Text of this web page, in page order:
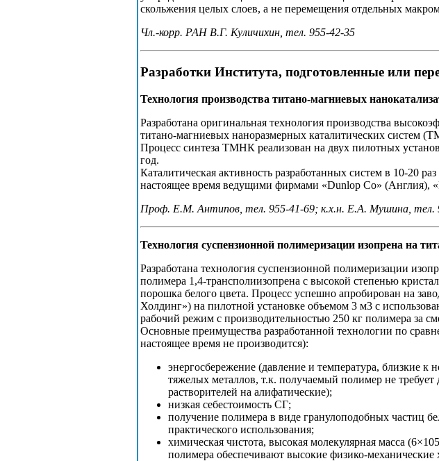
скольжения целых слоев, а не перемещения отдельных
Чл.-корр. РАН В.Г. Куличихин, тел. 955-42-35
Разработки Института, подготовленные или
Технология производства титано-магниевых
Разработана оригинальная технология производства
титано-магниевых наноразмерных каталитических систем
Процесс синтеза ТМНК реализован на двух пилотных
год.
Каталитическая активность разработанных систем в 10-20
настоящее время ведущими фирмами «Dunlop Co» (Англия),
Проф. Е.М. Антипов, тел. 955-41-69; к.х.н. Е.А. Мушина, тел.
Технология суспензионной полимеризации изопрена на
Разработана технология суспензионной полимеризации
полимера 1,4-трансполиизопрена с высокой степенью
порошка белого цвета. Процесс успешно апробирован на
Холдинг») на пилотной установке объемом 3 м3 с
рабочий режим с производительностью 250 кг полимера за
Основные преимущества разработанной технологии по
настоящее время не производится):
энергосбережение (давление и температура, близкие к
тяжелых металлов, т.к. получаемый полимер не требует
растворителей на алифатические);
низкая себестоимость СГ;
получение полимера в виде гранулоподобных частиц
практического использования;
химическая чистота, высокая молекулярная масса
полимера обеспечивают высокие физико-механические